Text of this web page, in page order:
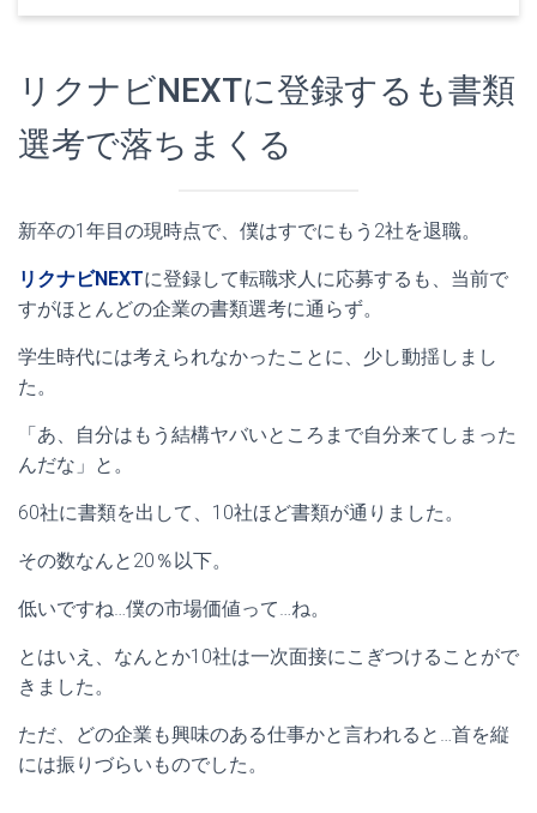
リクナビNEXTに登録するも書類
選考で落ちまくる
新卒の1年目の現時点で、僕はすでにもう2社を退職。
リクナビNEXTに登録して転職求人に応募するも、当前で
すがほとんどの企業の書類選考に通らず。
学生時代には考えられなかったことに、少し動揺しまし
た。
「あ、自分はもう結構ヤバいところまで自分来てしまった
んだな」と。
60社に書類を出して、10社ほど書類が通りました。
その数なんと20％以下。
低いですね…僕の市場価値って…ね。
とはいえ、なんとか10社は一次面接にこぎつけることがで
きました。
ただ、どの企業も興味のある仕事かと言われると…首を縦
には振りづらいものでした。